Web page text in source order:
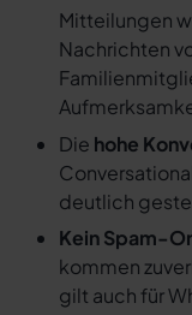
Mitteilungen
Nachrichten
Die hohe
deutlich
Kein Spam-
kommen
gilt auch für